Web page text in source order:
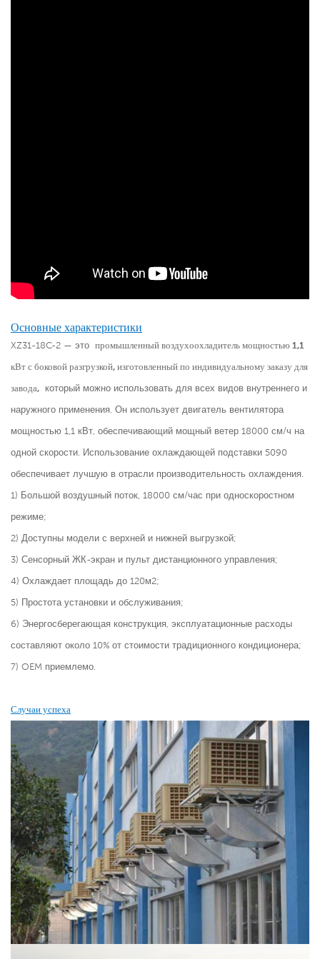
Основные характеристики
XZ31-18C-2 — это промышленный воздухоохладитель мощностью 1,1
кВт с боковой разгрузкой, изготовленный по индивидуальному заказу для
завода, который можно использовать для всех видов внутреннего и
наружного применения. Он использует двигатель вентилятора
мощностью 1,1 кВт, обеспечивающий мощный ветер 18000 см/ч на
одной скорости. Использование охлаждающей подставки 5090
обеспечивает лучшую в отрасли производительность охлаждения.
1) Большой воздушный поток, 18000 см/час при односкоростном
режиме;
2) Доступны модели с верхней и нижней выгрузкой;
3) Сенсорный ЖК-экран и пульт дистанционного управления;
4) Охлаждает площадь до 120м2;
5) Простота установки и обслуживания;
6) Энергосберегающая конструкция, эксплуатационные расходы
составляют около 10% от стоимости традиционного кондиционера;
7) OEM приемлемо.
Случаи успеха